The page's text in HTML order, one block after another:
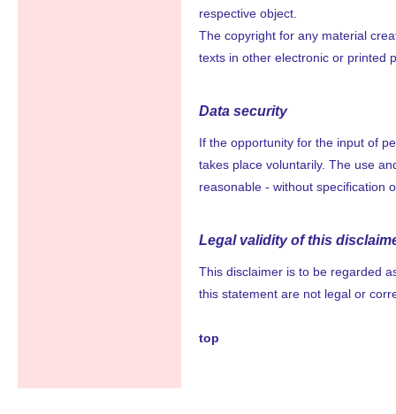
respective object.
The copyright for any material
texts in other electronic or printed
Data security
If the opportunity for the input of
takes place voluntarily. The use
reasonable - without specification
Legal validity of this
This disclaimer is to be regarded
this statement are not legal or
top